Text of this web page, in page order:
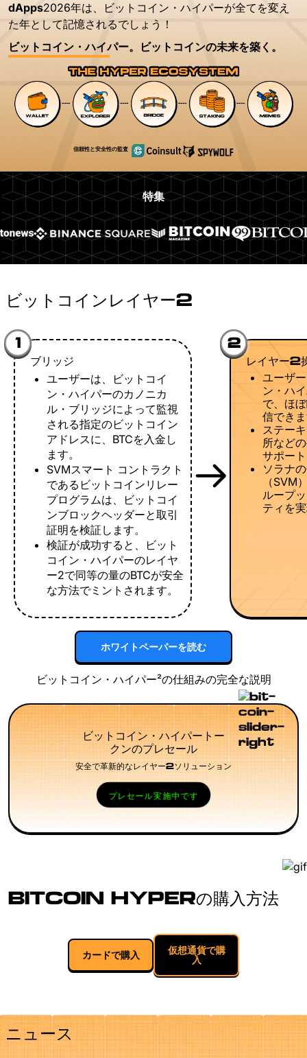
dApps2026年は、ビットコイン・ハイパーが全てを変え
た年として記憶されるでしょう！
ビットコイン・ハイパー。ビットコインの未来を築く。
信頼性と安全性の監査
特集
ビットコインレイヤー2
1
ブリッジ
ユーザーは、ビットコイ
ン・ハイパーのカノニカ
ル・ブリッジによって監視
される指定のビットコイン
アドレスに、BTCを入金し
ます。
SVMスマート コントラクト
であるビットコインリレー
プログラムは、ビットコイ
ンブロックヘッダーと取引
証明を検証します。
検証が成功すると、ビット
コイン・ハイパーのレイヤ
ー2で同等の量のBTCが安全
な方法でミントされます。
2
レイヤー2
ユーザ
ン・ハ
で、ほ
信でき
ステー
所など
サポー
ソラナ
（SVM
ループ
ティを
ホワイトペーパーを読む
ビットコイン・ハイパー²の仕組みの完全な説明
ビットコイン・ハイパートー
クンのプレセール
安全で革新的なレイヤー2ソリューション
プレセール実施中です
BITCOIN HYPERの購入方法
カードで購入
仮想通貨で購
入
ニュース